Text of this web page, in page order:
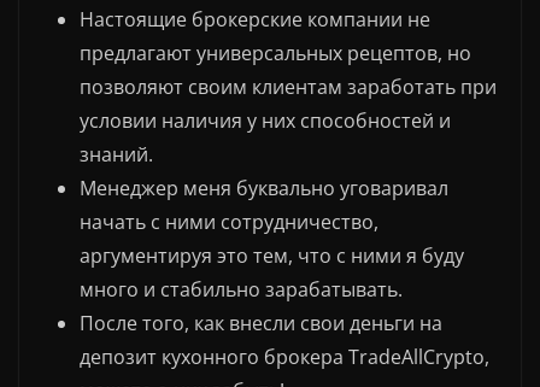
Настоящие брокерские компании не
предлагают универсальных рецептов, но
позволяют своим клиентам заработать при
условии наличия у них способностей и
знаний.
Менеджер меня буквально уговаривал
начать с ними сотрудничество,
аргументируя это тем, что с ними я буду
много и стабильно зарабатывать.
После того, как внесли свои деньги на
депозит кухонного брокера TradeAllCrypto,